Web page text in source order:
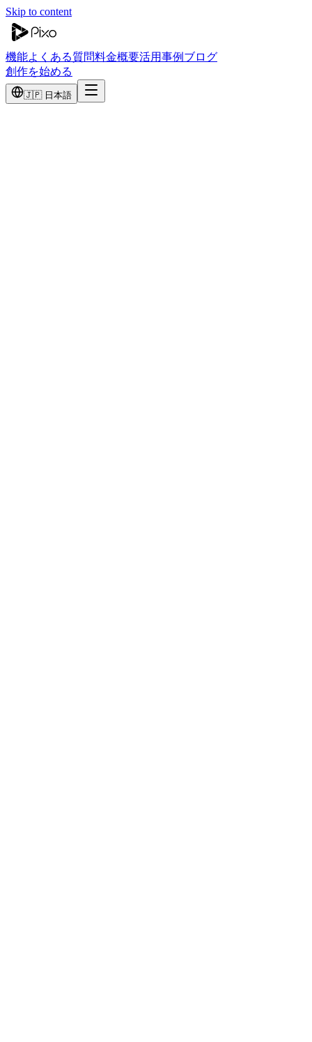
Skip to content
機能よくある質問料金概要活用事例 ブログ
創作を始める
🇯🇵 日本語